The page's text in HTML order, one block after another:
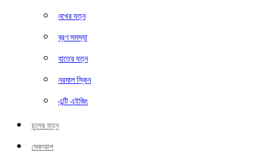
নখের যত্ন
ব্রণ সমস্যা
হাতের যত্ন
নরমাল স্কিন
এন্টি এইজিং
চুলের যত্ন
মেকআপ